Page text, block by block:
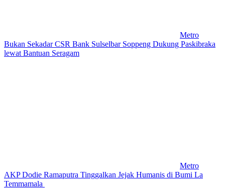
Metro
Bukan Sekadar CSR Bank Sulselbar Soppeng Dukung Paskibraka
lewat Bantuan Seragam
Metro
AKP Dodie Ramaputra Tinggalkan Jejak Humanis di Bumi La
Temmamala